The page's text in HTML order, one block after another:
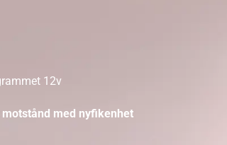
12v
med nyfikenhet